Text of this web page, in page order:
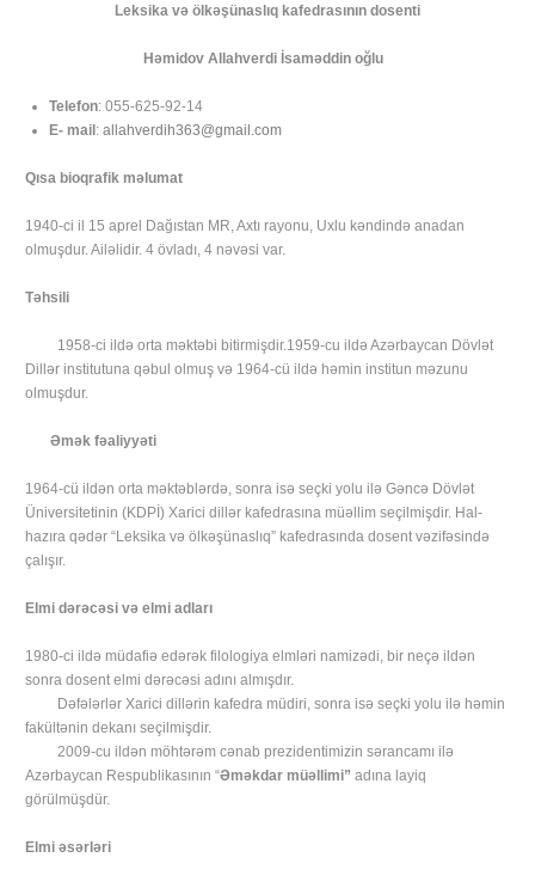
Leksika və ölkəşünaslıq kafedrasının dosenti
Həmidov Allahverdi İsaməddin oğlu
Telefon: 055-625-92-14
E- mail : allahverdih363@gmail.com
Qısa bioqrafik məlumat
1940-ci il 15 aprel Dağıstan MR, Axtı rayonu, Uxlu kəndində anadan
olmuşdur. Ailəlidir. 4 övladı, 4 nəvəsi var.
Təhsili
1958-ci ildə orta məktəbi bitirmişdir.1959-cu ildə Azərbaycan Dövlət
Dillər institutuna qəbul olmuş və 1964-cü ildə həmin institun məzunu
olmuşdur.
Əmək fəaliyyəti
1964-cü ildən orta məktəblərdə, sonra isə seçki yolu ilə Gəncə Dövlət
Üniversitetinin (KDPİ) Xarici dillər kafedrasına müəllim seçilmişdir. Hal-
hazıra qədər “Leksika və ölkəşünaslıq” kafedrasında dosent vəzifəsində
çalışır.
Elmi dərəcəsi və elmi adları
1980-ci ildə müdafiə edərək filologiya elmləri namizədi, bir neçə ildən
sonra dosent elmi dərəcəsi adını almışdır.
Dəfələrlər Xarici dillərin kafedra müdiri, sonra isə seçki yolu ilə həmin
fakültənin dekanı seçilmişdir.
2009-cu ildən möhtərəm cənab prezidentimizin sərancamı ilə
Azərbaycan Respublikasının “Əməkdar müəllimi” adına layiq
görülmüşdür.
Elmi əsərləri